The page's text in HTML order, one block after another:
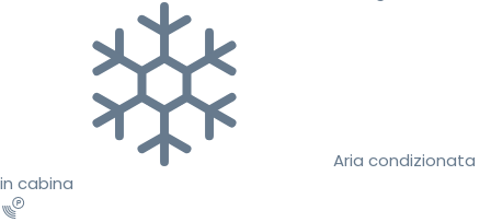
Aria condizionata
in cabina